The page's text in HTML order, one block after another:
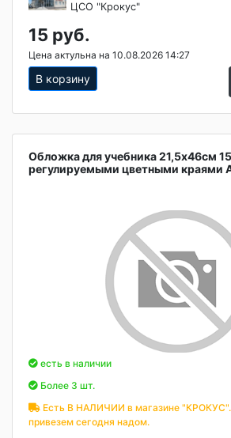
ЦСО "Крокус"
15 руб.
Цена актульна на 10.08.2026 14:27
В корзину
Обложка для учебника 21,5х46см
регулируемыми цветными краями
есть в наличии
Более 3 шт.
Есть В НАЛИЧИИ в магазине "КРОКУС".
привезем сегодня надом.